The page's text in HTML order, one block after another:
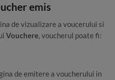
emis
de vizualizare a voucerului si
Vouchere, voucherul poate fi:
de emitere a voucherului in